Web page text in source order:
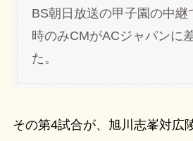
BS朝日放送の甲子園の中継
時のみCMがACジャパンに
た。
その第4試合が、旭川志峯対広